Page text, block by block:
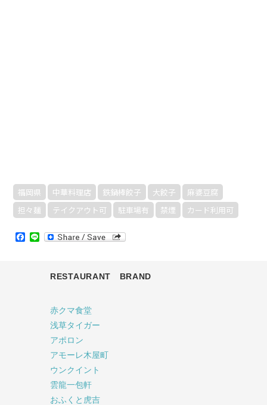
福岡県 中華料理店 鉄鍋棒餃子 大餃子
麻婆豆腐
担々麺
テイクアウト可 駐車場有 禁煙 カード利用可
Facebook
Line
RESTAURANT BRAND
赤クマ食堂
浅草タイガー
アポロン
アモーレ木屋町
ウンクイント
雲龍一包軒
おふくと虎吉